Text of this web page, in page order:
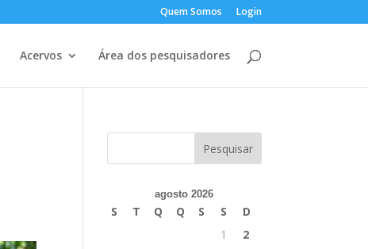
Quem Somos Login
Acervos Área dos pesquisadores
agosto 2026
S T Q Q S S
D
1
2